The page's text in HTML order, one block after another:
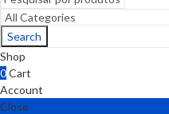
Search
Shop
0Cart
Account
Close